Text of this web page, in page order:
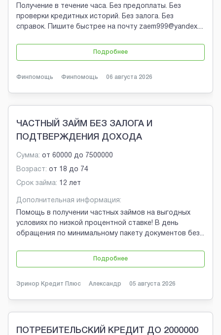
Получение в течение часа. Без предоплаты. Без
проверки кредитных историй. Без залога. Без
справок. Пишите быстрее на почту zaem999@yandex....
Подробнее
Финпомощь Финпомощь 06 августа 2026
ЧАСТНЫЙ ЗАЙМ БЕЗ ЗАЛОГА И
ПОДТВЕРЖДЕНИЯ ДОХОДА
Сумма: от 60000 до 7500000
Возраст: от 18 до 74
Срок займа: 12 лет
Дополнительная информация:
Помощь в получении частных займов на выгодных
условиях по низкой процентной ставке! В день
обращения по минимальному пакету документов без...
Подробнее
Эринор Кредит Плюс Александр 05 августа 2026
ПОТРЕБИТЕЛЬСКИЙ КРЕДИТ ДО 2000000